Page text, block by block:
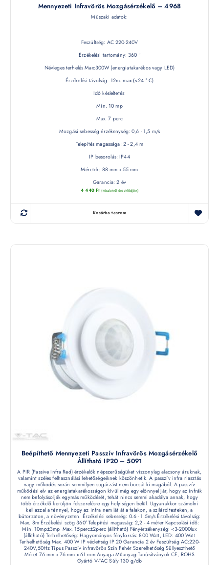
Mennyezeti Infravörös Mozgásérzékelő – 4968
Műszaki adatok:
Feszültség: AC 220-240V
Érzékelési tartomány: 360 °
Névleges terhelés Max:300W (energiatakarékos vagy LED)
Érzékelési távolság: 12m. max (<24 ° C)
Idő késleltetés:
Min. 10 mp
Max. 7 perc
Mozgási sebesség érzékenység: 0,6 - 1,5 m/s
Telepítés magassága: 2 - 2,4 m
IP besorolás: IP44
Méretek: 88 mm x 55 mm
Garancia: 2 év
4 440 Ft (készletről érdeklődjön)
Kosárba teszem
Beépíthető Mennyezeti Passzív Infravörös Mozgásérzékelő
Állítható IP20 – 5091
A PIR (Passive Infra Red) érzékelők népszerűségüket viszonylag alacsony áruknak,
valamint széles felhasználási lehetőségeiknek köszönhetik. A passzív infra riasztás
vagy működés során semmilyen sugárzást nem bocsát ki magából. A passzív
működési elv az energiatakarékosságon kívül még egy előnnyel jár, hogy az infrák
nem befolyásolják egymás működését, tehát nincs semmi akadálya annak, hogy
több érzékelő kerüljön felszerelésre egy helyiségen belül. Ugyanakkor számolni
kell azzal a ténnyel, hogy az infra nem lát át a falakon, a szilárd testeken, a
bútorzaton, a növényzeten. Érzékelési sebesség: 0.6 - 1.5m/s Érzékelési távolság:
Max. 8m Érzékelési szög 360° Telepítési magasság: 2,2 - 4 méter Kapcsolási idő:
Min. 10mp±3mp. Max. 15perc±2perc (állítható) Fényérzékenység: <3-2000lux
(állítható) Terhelhetőség: Hagyományos fényforrás: 800 Watt, LED: 400 Watt
Terhelhetőség Max. 400 W IP védettség IP 20 Garancia 2 év Feszültség AC:220-
240V,50Hz Típus Passzív infravörös Szín Fehér Szerelhetőség Süllyeszthető
Méret 76 mm x 76 mm x 61 mm Anyaga Műanyag Tanúsítványok CE, ROHS
Gyártó V-TAC Súly 130 g/db